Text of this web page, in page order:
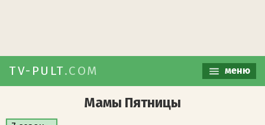
TV-PULT.COM меню
Мамы Пятницы